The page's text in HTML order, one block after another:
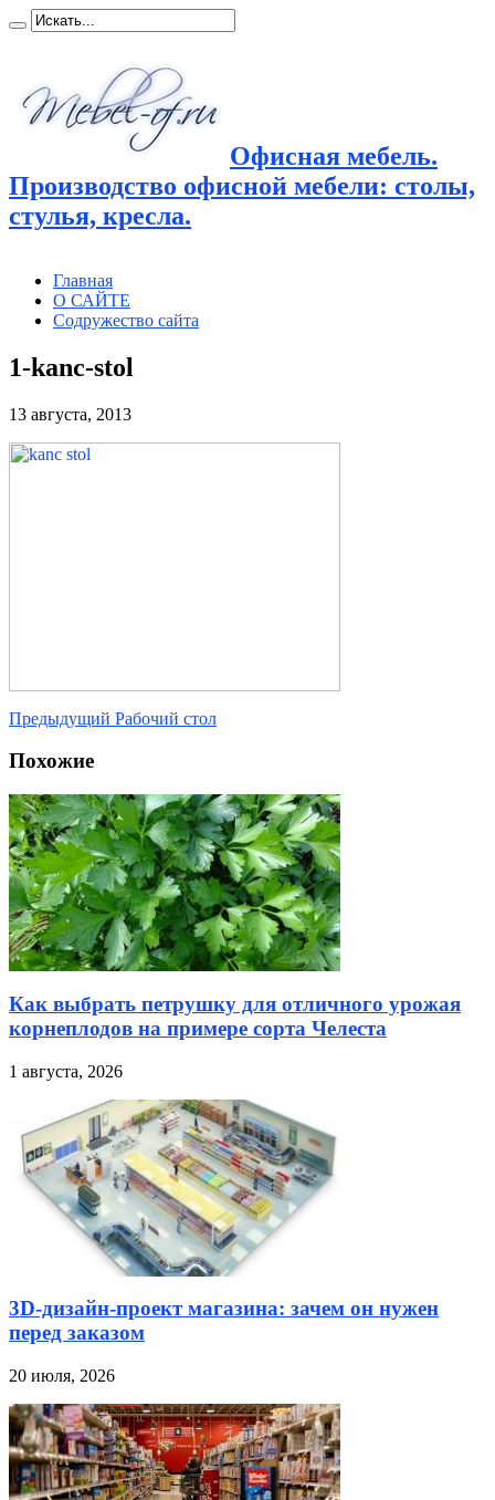
Офисная мебель.
Производство офисной мебели: столы,
стулья, кресла.
Главная
О САЙТЕ
Содружество сайта
1-kanc-stol
13 августа, 2013
Предыдущий Рабочий стол
Похожие
Как выбрать петрушку для отличного урожая
корнеплодов на примере сорта Челеста
1 августа, 2026
3D-дизайн-проект магазина: зачем он нужен
перед заказом
20 июля, 2026